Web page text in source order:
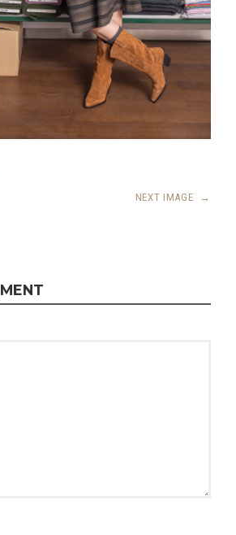
NEXT IMAGE →